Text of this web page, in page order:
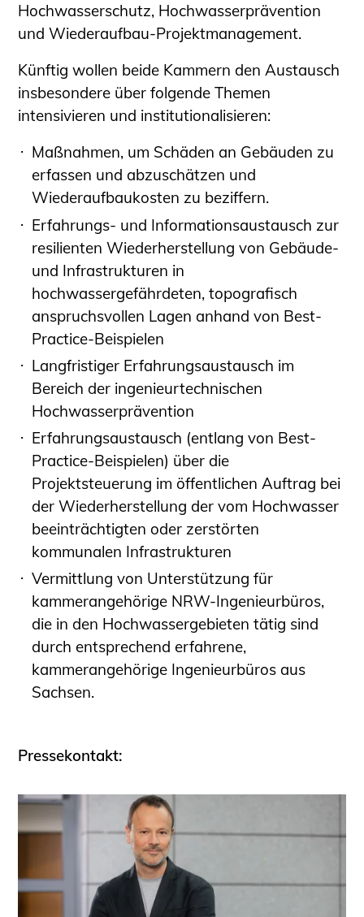
Hochwasserschutz, Hochwasserprävention
und Wiederaufbau-Projektmanagement.
Künftig wollen beide Kammern den Austausch
insbesondere über folgende Themen
intensivieren und institutionalisieren:
Maßnahmen, um Schäden an Gebäuden zu
erfassen und abzuschätzen und
Wiederaufbaukosten zu beziffern.
Erfahrungs- und Informationsaustausch zur
resilienten Wiederherstellung von Gebäude-
und Infrastrukturen in
hochwassergefährdeten, topografisch
anspruchsvollen Lagen anhand von Best-
Practice-Beispielen
Langfristiger Erfahrungsaustausch im
Bereich der ingenieurtechnischen
Hochwasserprävention
Erfahrungsaustausch (entlang von Best-
Practice-Beispielen) über die
Projektsteuerung im öffentlichen Auftrag bei
der Wiederherstellung der vom Hochwasser
beeinträchtigten oder zerstörten
kommunalen Infrastrukturen
Vermittlung von Unterstützung für
kammerangehörige NRW-Ingenieurbüros,
die in den Hochwassergebieten tätig sind
durch entsprechend erfahrene,
kammerangehörige Ingenieurbüros aus
Sachsen.
Pressekontakt: